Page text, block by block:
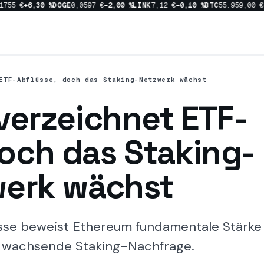
€+6,30 %DOGE0,0597 €−2,00 %LINK7,12 €−0,10 %BTC55.959,00 €
Abflüsse, doch das Staking-Netzwerk wächst
ETF-
das Staking-
wächst
beweist Ethereum fundamentale Stärke
Staking-Nachfrage.